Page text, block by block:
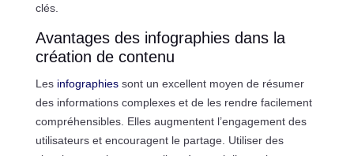
clés.
Avantages des infographies dans la
création de contenu
Les infographiessont un excellent moyen de résumer
des informations complexes et de les rendre facilement
compréhensibles. Elles augmentent l’engagement des
utilisateurs et encouragent le partage. Utiliser des